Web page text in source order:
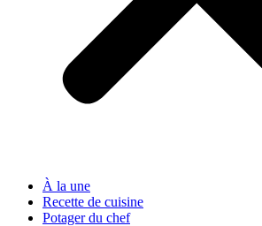
À la une
Recette de cuisine
Potager du chef